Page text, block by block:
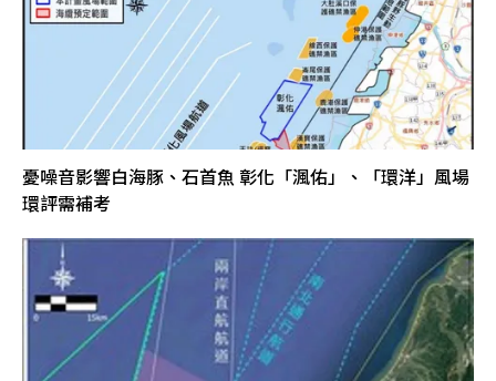
憂噪音影響白海豚、石首魚 彰化「渢佑」、「環洋」風場
環評需補考